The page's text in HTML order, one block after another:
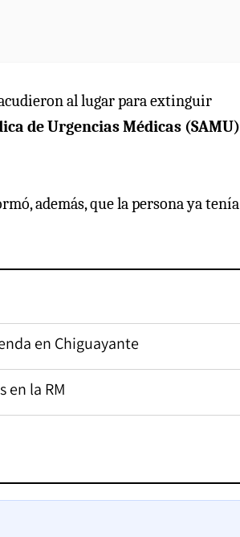
al lugar para extinguir
de Urgencias Médicas (SAMU)
además, que la persona ya tenía
en Chiguayante
en la RM